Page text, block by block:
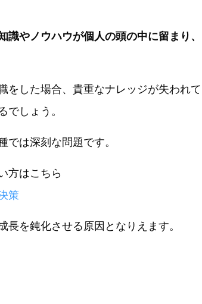
識やノウハウが個人の頭の中に留まり、
をした場合、貴重なナレッジが失われて
でしょう。
は深刻な問題です。
方はこちら
策
を鈍化させる原因となりえます。